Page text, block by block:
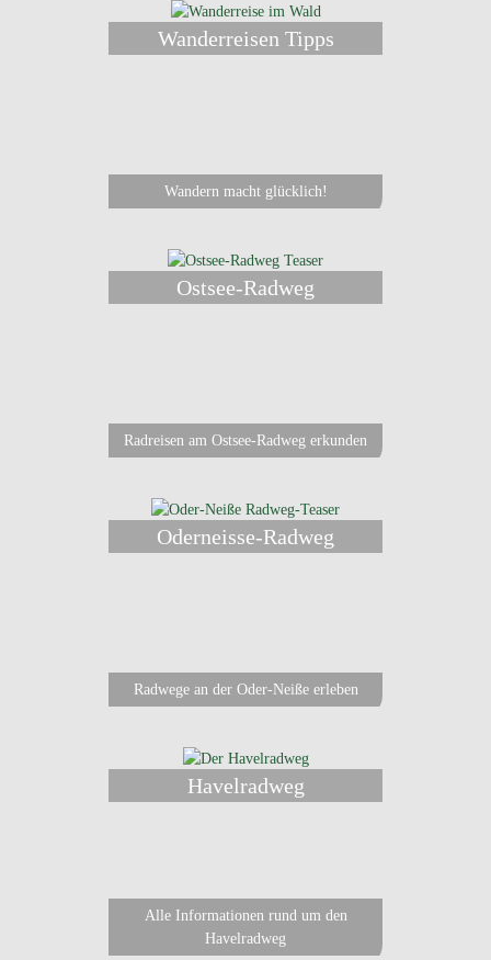
Wanderreisen Tipps
Wandern macht glücklich!
Ostsee-Radweg
Radreisen am Ostsee-Radweg erkunden
Oderneisse-Radweg
Radwege an der Oder-Neiße erleben
Havelradweg
Alle Informationen rund um den
Havelradweg